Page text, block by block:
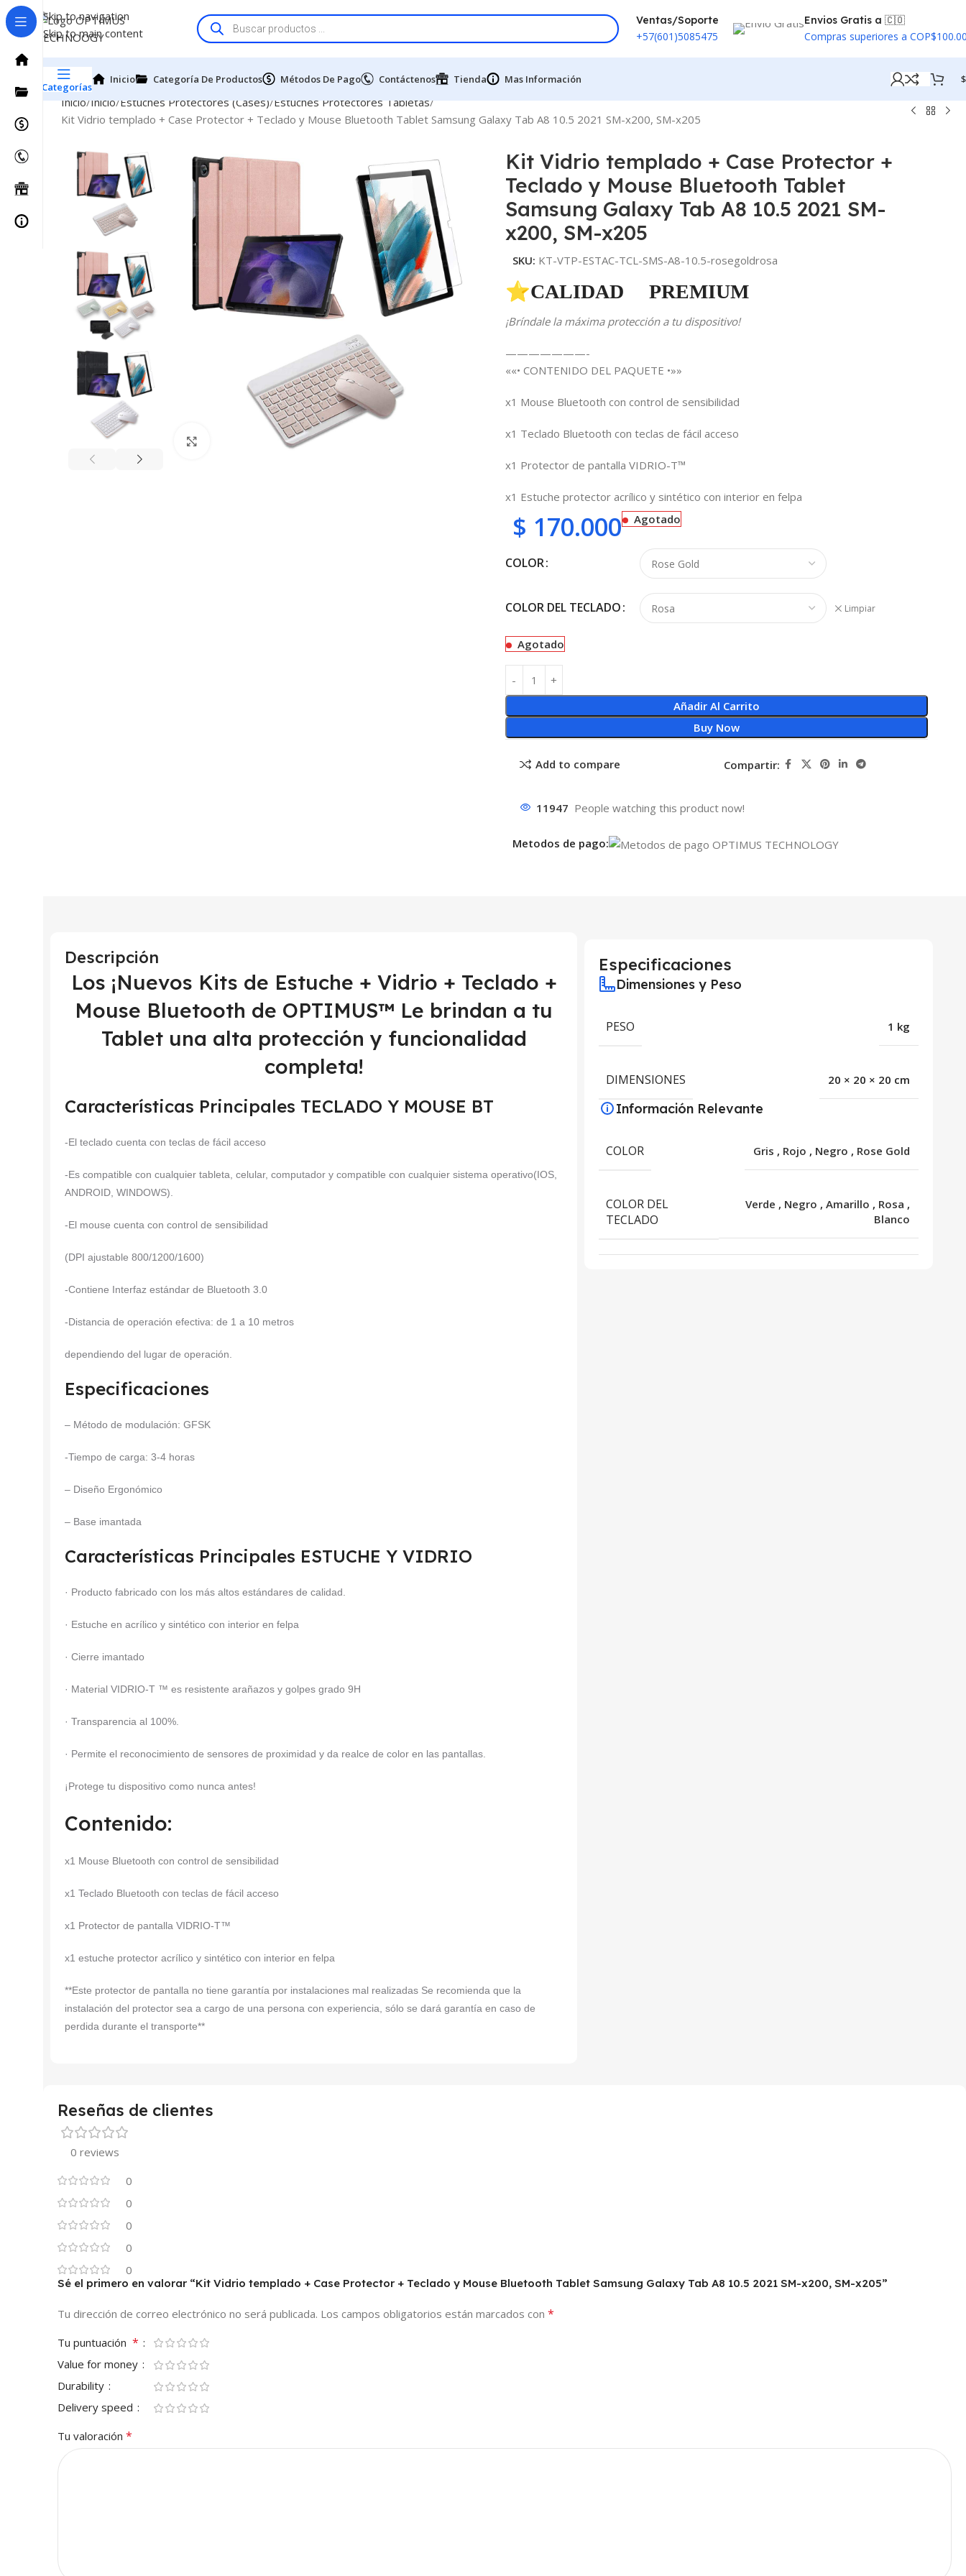
Skip to navigation
Skip to main content
Ventas/Soporte
+57(601)5085475
Envios Gratis a 🇨🇴
Compras superiores a
Categorías
Inicio Categoría De Productos Métodos De Pago Contáctenos Tienda Mas Información $
Inicio Inicio Estuches Protectores (Cases) Estuches Protectores Tabletas
Kit Vidrio templado + Case Protector + Teclado y Mouse Bluetooth Tablet Samsung Galaxy Tab A8 10.5 2021 SM-x200, SM-x205
Click to enlarge
Kit Vidrio templado + Case Protector +
Teclado y Mouse Bluetooth Tablet
Samsung Galaxy Tab A8 10.5 2021 SM-
x200, SM-x205
SKU: KT-VTP-ESTAC-TCL-SMS-A8-10.5-rosegoldrosa
⭐CALIDAD PREMIUM
¡Bríndale la máxima protección a tu dispositivo!
———————-
««• CONTENIDO DEL PAQUETE •»»
x1 Mouse Bluetooth con control de sensibilidad
x1 Teclado Bluetooth con teclas de fácil acceso
x1 Protector de pantalla VIDRIO-T™
x1 Estuche protector acrílico y sintético con interior en felpa
$ 170.000 Agotado
COLOR
COLOR DEL TECLADO Limpiar
Agotado
Añadir Al Carrito
Buy Now
Add to compare Compartir:
11947 People watching this product now!
Metodos de pago:
Descripción
Los ¡Nuevos Kits de Estuche + Vidrio + Teclado +
Mouse Bluetooth de OPTIMUS™ Le brindan a tu
Tablet una alta protección y funcionalidad
completa!
Características Principales TECLADO Y MOUSE BT
-El teclado cuenta con teclas de fácil acceso
-Es compatible con cualquier tableta, celular, computador y compatible con cualquier sistema operativo(IOS,
ANDROID, WINDOWS).
-El mouse cuenta con control de sensibilidad
(DPI ajustable 800/1200/1600)
-Contiene Interfaz estándar de Bluetooth 3.0
-Distancia de operación efectiva: de 1 a 10 metros
dependiendo del lugar de operación.
Especificaciones
– Método de modulación: GFSK
-Tiempo de carga: 3-4 horas
– Diseño Ergonómico
– Base imantada
Características Principales ESTUCHE Y VIDRIO
· Producto fabricado con los más altos estándares de calidad.
· Estuche en acrílico y sintético con interior en felpa
· Cierre imantado
· Material VIDRIO-T ™ es resistente arañazos y golpes grado 9H
· Transparencia al 100%.
· Permite el reconocimiento de sensores de proximidad y da realce de color en las pantallas.
¡Protege tu dispositivo como nunca antes!
Contenido:
x1 Mouse Bluetooth con control de sensibilidad
x1 Teclado Bluetooth con teclas de fácil acceso
x1 Protector de pantalla VIDRIO-T™
x1 estuche protector acrílico y sintético con interior en felpa
**Este protector de pantalla no tiene garantía por instalaciones mal realizadas Se recomienda que la
instalación del protector sea a cargo de una persona con experiencia, sólo se dará garantía en caso de
perdida durante el transporte**
Especificaciones
Dimensiones y Peso
PESO 1 kg
DIMENSIONES 20 × 20 × 20 cm
Información Relevante
COLOR Gris , Rojo , Negro , Rose Gold
COLOR DEL
TECLADO
Verde , Negro ,Amarillo , Rosa ,
Blanco
Reseñas de clientes
0 reviews
0
0
0
0
0
Sé el primero en valorar “Kit Vidrio templado + Case Protector + Teclado y Mouse Bluetooth Tablet Samsung Galaxy Tab A8 10.5 2021 SM-x200, SM-x205”
Tu dirección de correo electrónico no será publicada. Los campos obligatorios están marcados con *
Tu puntuación *
Value for money
Durability
Delivery speed
Tu valoración *